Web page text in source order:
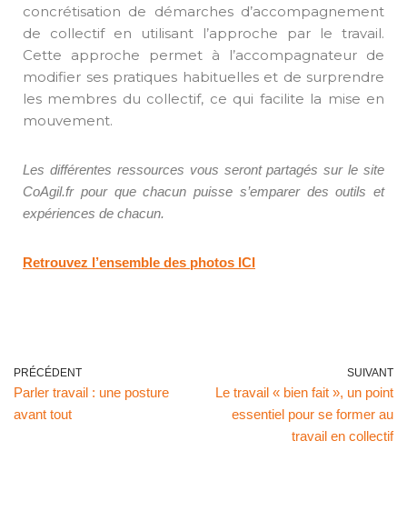
concrétisation de démarches d’accompagnement
de collectif en utilisant l’approche par le travail.
Cette approche permet à l’accompagnateur de
modifier ses pratiques habituelles et de surprendre
les membres du collectif, ce qui facilite la mise en
mouvement.
Les différentes ressources vous seront partagés sur le site
CoAgil.fr pour que chacun puisse s’emparer des outils et
expériences de chacun.
Retrouvez l’ensemble des photos ICI
PRÉCÉDENT
Parler travail : une posture
avant tout
SUIVANT
Le travail « bien fait », un point
essentiel pour se former au
travail en collectif